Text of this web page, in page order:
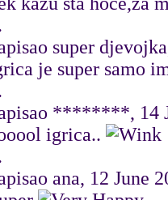
super
je super samo
********, 14
igrica..
ana, 12 June